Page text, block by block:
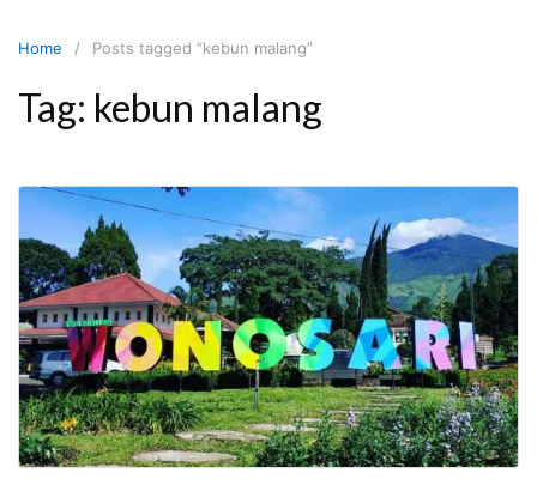
Home Posts tagged “kebun malang”
Tag: kebun malang